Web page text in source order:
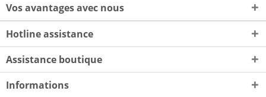
Vos avantages avec nous
Hotline assistance
Assistance boutique
Informations